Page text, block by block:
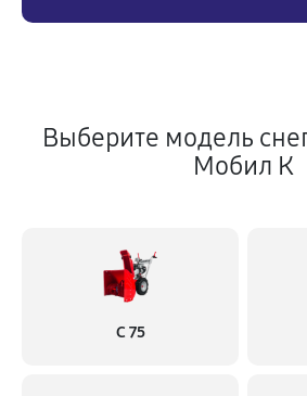
Выберите модель
Мобил К
С 75